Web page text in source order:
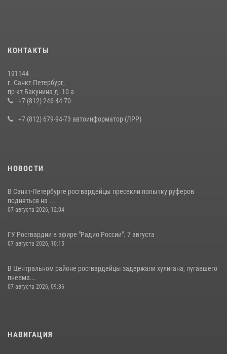
на III Международном петербургском цифровом форуме
В Ленобласти сотрудники Росгвардии провели встречу с
воспитанниками детского клуба «Умные каникулы»
КОНТАКТЫ
191144
г. Санкт Петербург,
пр-кт Бакунина д. 10 а
+7 (812) 246-44-70
+7 (812) 679-94-73 автоинформатор (ЛРР)
НОВОСТИ
В Санкт-Петербурге росгвардейцы пресекли попытку руферов
подняться на ...
07 августа 2026, 12:04
ГУ Росгвардии в эфире "Радио России". 7 августа
07 августа 2026, 10:15
В Центральном районе росгвардейцы задержали хулигана, пугавшего
пневма...
07 августа 2026, 09:36
НАВИГАЦИЯ